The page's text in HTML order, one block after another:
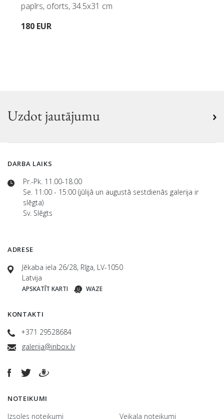
papīrs, oforts, 34.5x31 cm
180 EUR
Uzdot jautājumu
DARBA LAIKS
Pr.-Pk. 11.00-18.00
Se. 11:00 - 15:00 (jūlijā un augustā sestdienās galerija ir
slēgta)
Sv. Slēgts
ADRESE
Jēkaba iela 26/28, Rīga, LV-1050
Latvija
APSKATĪT KARTI WAZE
KONTAKTI
+371 29528684
galerija@inbox.lv
NOTEIKUMI
Izsoles noteikumi Veikala noteikumi